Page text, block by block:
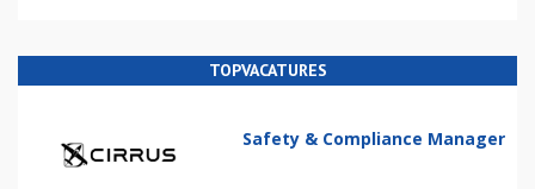
TOPVACATURES
Safety & Compliance Manager